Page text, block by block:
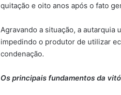
quitação e oito anos após o fato
Agravando a situação, a
impedindo o produtor de utilizar
condenação.
Os principais fundamentos da